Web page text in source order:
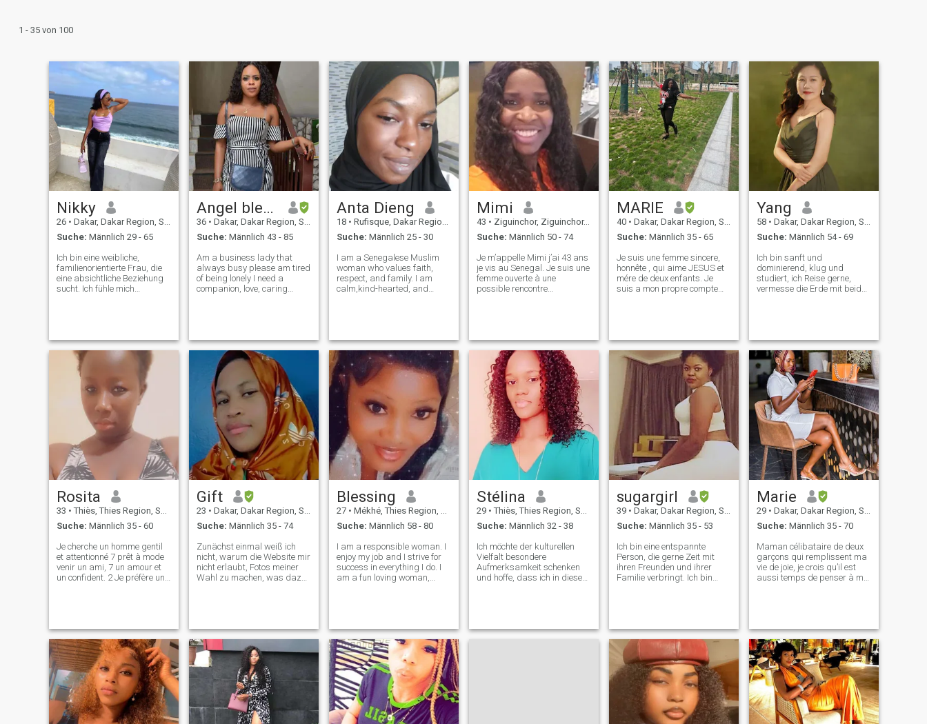
1 - 35 von 100
Nikky
26 • Dakar, Dakar Region, Senegal
Suche: Männlich 29 - 65
Ich bin eine weibliche,
familienorientierte Frau, die
eine absichtliche Beziehung
sucht. Ich fühle mich
starken Denkweise. Keine
zwanglosen Dates, nur eine
sinnvolle Verbindung mit
langfristigen Potenzialen. Es
tut mir leid, dass ich keine
Sex-Chats unterhalte /
Nacktfotos schicke
Angel blessing
36 • Dakar, Dakar Region, Senegal
Suche: Männlich 43 - 85
Am a business lady that
always busy please am tired
of being lonely I need a
companion, love, caring
me please don't chat me the
most important
Anta Dieng
18 • Rufisque, Dakar Region, Senegal
Suche: Männlich 25 - 30
I am a Senegalese Muslim
woman who values faith,
respect, and family. I am
calm,kind-hearted, and
here with a serious intention
to find a r
Mimi
43 • Ziguinchor, Ziguinchor, Senegal
Suche: Männlich 50 - 74
Je m’appelle Mimi j’ai 43 ans
je vis au Senegal. Je suis une
femme ouverte à une
possible rencontre
une relation sérieuse et
pourquoi pas tr
MARIE
40 • Dakar, Dakar Region, Senegal
Suche: Männlich 35 - 65
Je suis une femme sincere,
honnête , qui aime JESUS et
mére de deux enfants. Je
suis a mon propre compte
aime les voyages, les
restaurants, les s
Yang
58 • Dakar, Dakar Region, Senegal
Suche: Männlich 54 - 69
Ich bin sanft und
dominierend, klug und
studiert, ich Reise gerne,
vermesse die Erde mit beiden
eine schöne Vision für die
Ehe.
Rosita
33 • Thiès, Thies Region, Senegal
Suche: Männlich 35 - 60
Je cherche un homme gentil
et attentionné 7 prêt à mode
venir un ami, 7 un amour et
un confident. 2 Je préfère un
pas à me contacter 3 je suis
dispos
Gift
23 • Dakar, Dakar Region, Senegal
Suche: Männlich 35 - 74
Zunächst einmal weiß ich
nicht, warum die Website mir
nicht erlaubt, Fotos meiner
Wahl zu machen, was dazu
aufgeschlossen, ruhig,
locker, lächle gerne und
genieße auch die Natur. Ich
liebe es, zu kommunizieren,
aufmerksam zu sein und
auch sehr aufmerksam zu
sein. Ich kann nicht alles hier
rausbringen, also wenn es
etwas gibt, das du über
Blessing
27 • Mékhé, Thies Region, Senegal
Suche: Männlich 58 - 80
I am a responsible woman. I
enjoy my job and I strive for
success in everything I do. I
am a fun loving woman,
a loyal and tolerant chara
Stélina
29 • Thiès, Thies Region, Senegal
Suche: Männlich 32 - 38
Ich möchte der kulturellen
Vielfalt besondere
Aufmerksamkeit schenken
und hoffe, dass ich in diesem
und loyal. Zu diesem Zweck
erinnere ich dich noch einmal
sugargirl
39 • Dakar, Dakar Region, Senegal
Suche: Männlich 35 - 53
Ich bin eine entspannte
Person, die gerne Zeit mit
ihren Freunden und ihrer
Familie verbringt. Ich bin
Fußballfan, der gerne Zeit
am Strand verbringt. Ich bin
eine aufgeschlossene Dame,
die ständig bereit ist, zu
handeln. Ich tanze, singe,
höre Musik, schwimme,
koche und bringe andere
zum Lachen.
Marie
29 • Dakar, Dakar Region, Senegal
Suche: Männlich 35 - 70
Maman célibataire de deux
garçons qui remplissent ma
vie de joie, je crois qu’il est
aussi temps de penser à moi
entre rires et discussions pro